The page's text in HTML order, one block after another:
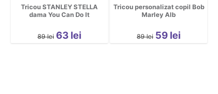
Tricou STANLEY STELLA
dama You Can Do It
89 lei 63 lei
Tricou personalizat copil Bob
Marley Alb
89 lei 59 lei